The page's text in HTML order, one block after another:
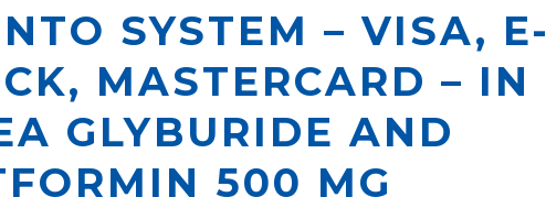
SYSTEM – VISA, E-
MASTERCARD – IN
GLYBURIDE AND
500 MG